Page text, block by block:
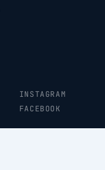
INSTAGRAM
FACEBOOK